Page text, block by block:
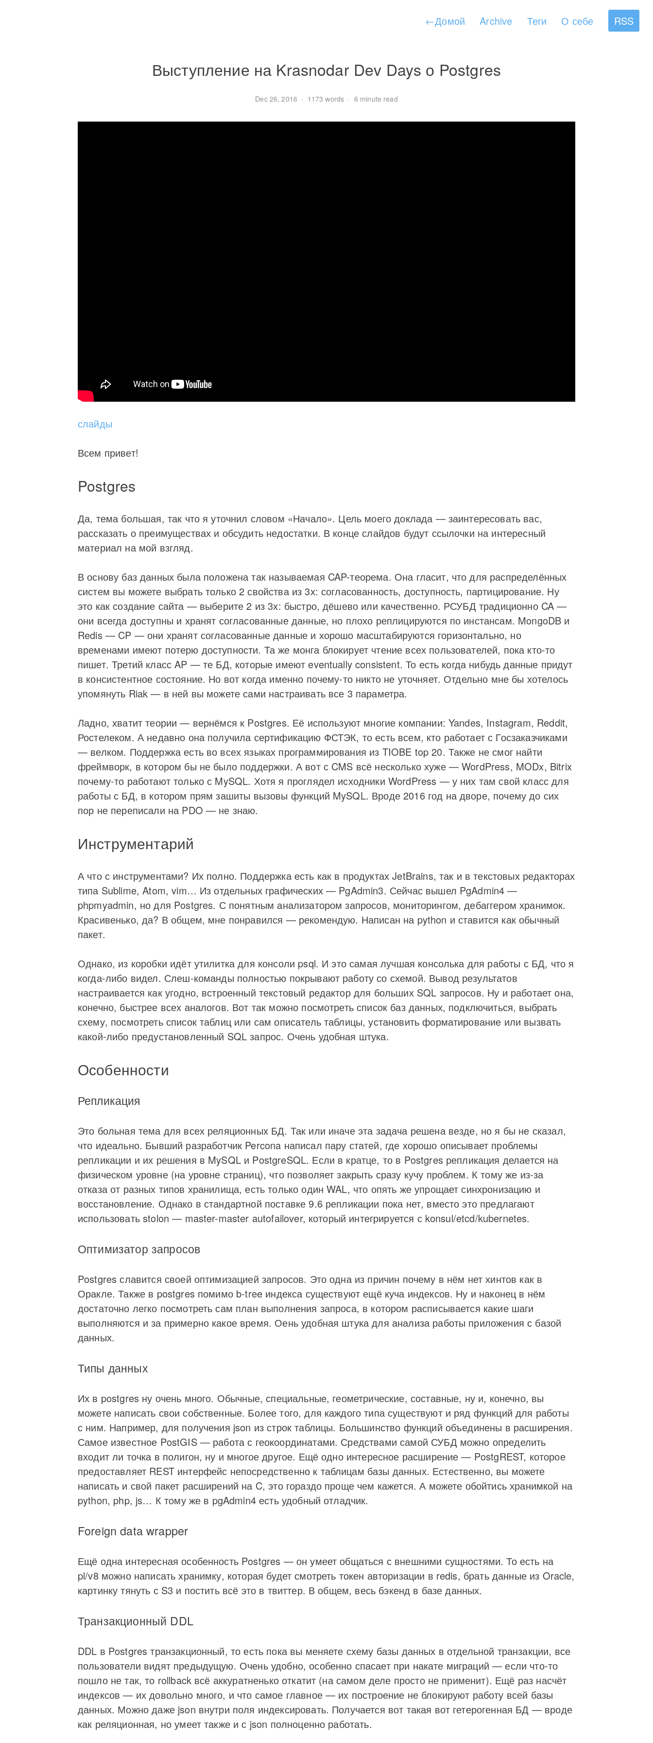
←Домой Archive Теги О себе RSS
Выступление на Krasnodar Dev Days о Postgres
Dec 26, 2016 · 1173 words · 6 minute read
слайды
Всем привет!
Postgres
Да, тема большая, так что я уточнил словом «Начало». Цель моего доклада — заинтересовать вас,
рассказать о преимуществах и обсудить недостатки. В конце слайдов будут ссылочки на интересный
материал на мой взгляд.
В основу баз данных была положена так называемая CAP-теорема. Она гласит, что для распределённых
систем вы можете выбрать только 2 свойства из 3х: согласованность, доступность, партицирование. Ну
это как создание сайта — выберите 2 из 3х: быстро, дёшево или качественно. РСУБД традиционно CA —
они всегда доступны и хранят согласованные данные, но плохо реплицируются по инстансам. MongoDB и
Redis — CP — они хранят согласованные данные и хорошо масштабируются горизонтально, но
временами имеют потерю доступности. Та же монга блокирует чтение всех пользователей, пока кто-то
пишет. Третий класс AP — те БД, которые имеют eventually consistent. То есть когда нибудь данные придут
в консистентное состояние. Но вот когда именно почему-то никто не уточняет. Отдельно мне бы хотелось
упомянуть Riak — в ней вы можете сами настраивать все 3 параметра.
Ладно, хватит теории — вернёмся к Postgres. Её используют многие компании: Yandes, Instagram, Reddit,
Ростелеком. А недавно она получила сертификацию ФСТЭК, то есть всем, кто работает с Госзаказчиками
— велком. Поддержка есть во всех языках программирования из TIOBE top 20. Также не смог найти
фреймворк, в котором бы не было поддержки. А вот с CMS всё несколько хуже — WordPress, MODx, Bitrix
почему-то работают только с MySQL. Хотя я проглядел исходники WordPress — у них там свой класс для
работы с БД, в котором прям зашиты вызовы функций MySQL. Вроде 2016 год на дворе, почему до сих
пор не переписали на PDO — не знаю.
Инструментарий
А что с инструментами? Их полно. Поддержка есть как в продуктах JetBrains, так и в текстовых редакторах
типа Sublime, Atom, vim… Из отдельных графических — PgAdmin3. Сейчас вышел PgAdmin4 —
phpmyadmin, но для Postgres. С понятным анализатором запросов, мониторингом, дебаггером хранимок.
Красивенько, да? В общем, мне понравился — рекомендую. Написан на python и ставится как обычный
пакет.
Однако, из коробки идёт утилитка для консоли psql. И это самая лучшая консолька для работы с БД, что я
когда-либо видел. Слеш-команды полностью покрывают работу со схемой. Вывод результатов
настраивается как угодно, встроенный текстовый редактор для больших SQL запросов. Ну и работает она,
конечно, быстрее всех аналогов. Вот так можно посмотреть список баз данных, подключиться, выбрать
схему, посмотреть список таблиц или сам описатель таблицы, установить форматирование или вызвать
какой-либо предустановленный SQL запрос. Очень удобная штука.
Особенности
Репликация
Это больная тема для всех реляционных БД. Так или иначе эта задача решена везде, но я бы не сказал,
что идеально. Бывший разработчик Percona написал пару статей, где хорошо описывает проблемы
репликации и их решения в MySQL и PostgreSQL. Если в кратце, то в Postgres репликация делается на
физическом уровне (на уровне страниц), что позволяет закрыть сразу кучу проблем. К тому же из-за
отказа от разных типов хранилища, есть только один WAL, что опять же упрощает синхронизацию и
восстановление. Однако в стандартной поставке 9.6 репликации пока нет, вместо это предлагают
использовать stolon — master-master autofailover, который интегрируется с konsul/etcd/kubernetes.
Оптимизатор запросов
Postgres славится своей оптимизацией запросов. Это одна из причин почему в нём нет хинтов как в
Оракле. Также в postgres помимо b-tree индекса существуют ещё куча индексов. Ну и наконец в нём
достаточно легко посмотреть сам план выполнения запроса, в котором расписывается какие шаги
выполняются и за примерно какое время. Оень удобная штука для анализа работы приложения с базой
данных.
Типы данных
Их в postgres ну очень много. Обычные, специальные, геометрические, составные, ну и, конечно, вы
можете написать свои собственные. Более того, для каждого типа существуют и ряд функций для работы
с ним. Например, для получения json из строк таблицы. Большинство функций объединены в расширения.
Самое известное PostGIS — работа с геокоординатами. Средствами самой СУБД можно определить
входит ли точка в полигон, ну и многое другое. Ещё одно интересное расширение — PostgREST, которое
предоставляет REST интерфейс непосредственно к таблицам базы данных. Естественно, вы можете
написать и свой пакет расширений на C, это гораздо проще чем кажется. А можете обойтись хранимкой на
python, php, js… К тому же в pgAdmin4 есть удобный отладчик.
Foreign data wrapper
Ещё одна интересная особенность Postgres — он умеет общаться с внешними сущностями. То есть на
pl/v8 можно написать хранимку, которая будет смотреть токен авторизации в redis, брать данные из Oracle,
картинку тянуть с S3 и постить всё это в твиттер. В общем, весь бэкенд в базе данных.
Транзакционный DDL
DDL в Postgres транзакционный, то есть пока вы меняете схему базы данных в отдельной транзакции, все
пользователи видят предыдущую. Очень удобно, особенно спасает при накате миграций — если что-то
пошло не так, то rollback всё аккуратненько откатит (на самом деле просто не применит). Ещё раз насчёт
индексов — их довольно много, и что самое главное — их построение не блокируют работу всей базы
данных. Можно даже json внутри поля индексировать. Получается вот такая вот гетерогенная БД — вроде
как реляционная, но умеет также и с json полноценно работать.